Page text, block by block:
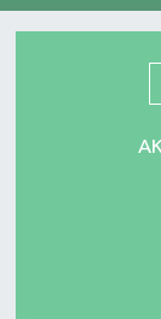
Haber